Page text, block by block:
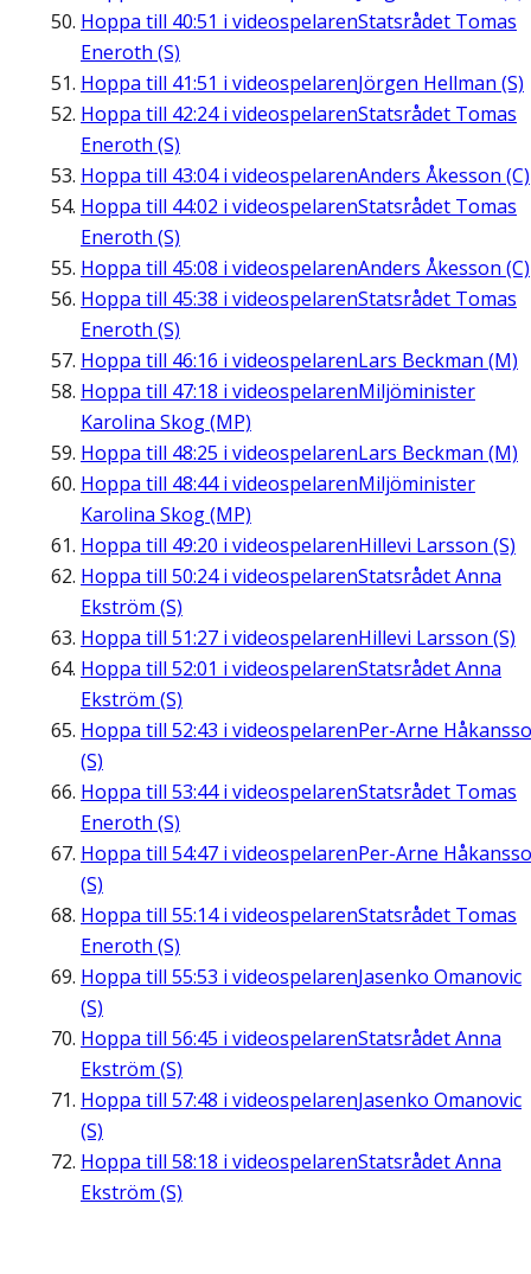
Hoppa till 40:51 i videospelarenStatsrådet Tomas
Eneroth (S)
Hoppa till 41:51 i videospelarenJörgen Hellman (S)
Hoppa till 42:24i videospelarenStatsrådet Tomas
Eneroth (S)
Hoppa till 43:04i videospelarenAnders Åkesson (C)
Hoppa till 44:02 i videospelarenStatsrådet Tomas
Eneroth (S)
Hoppa till 45:08 i videospelarenAnders Åkesson (C)
Hoppa till 45:38 i videospelarenStatsrådet Tomas
Eneroth (S)
Hoppa till 46:16 i videospelarenLars Beckman (M)
Hoppa till 47:18 i videospelarenMiljöminister
Karolina Skog (MP)
Hoppa till 48:25 i videospelarenLars Beckman (M)
Hoppa till 48:44i videospelarenMiljöminister
Karolina Skog (MP)
Hoppa till 49:20 i videospelarenHillevi Larsson (S)
Hoppa till 50:24i videospelarenStatsrådet Anna
Ekström (S)
Hoppa till 51:27 i videospelarenHillevi Larsson (S)
Hoppa till 52:01 i videospelarenStatsrådet Anna
Ekström (S)
Hoppa till 52:43 i videospelarenPer-Arne
(S)
Hoppa till 53:44i videospelarenStatsrådet Tomas
Eneroth (S)
Hoppa till 54:47 i videospelarenPer-Arne
(S)
Hoppa till 55:14i videospelarenStatsrådet Tomas
Eneroth (S)
Hoppa till 55:53 i videospelarenJasenko Omanovic
(S)
Hoppa till 56:45 i videospelarenStatsrådet Anna
Ekström (S)
Hoppa till 57:48 i videospelarenJasenko Omanovic
(S)
Hoppa till 58:18 i videospelarenStatsrådet Anna
Ekström (S)